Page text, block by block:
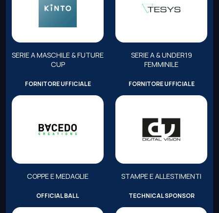
SERIE A MASCHILE & FUTURE
CUP
SERIE A & UNDER19
FEMMINILE
FORNITORE UFFICIALE
COPPE E MEDAGLIE
FORNITORE UFFICIALE
STAMPE E ALLESTIMENTI
OFFICIAL BALL TECHNICAL SPONSOR